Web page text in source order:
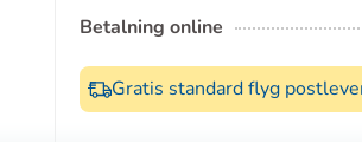
Betalning online
Gratis standard flyg